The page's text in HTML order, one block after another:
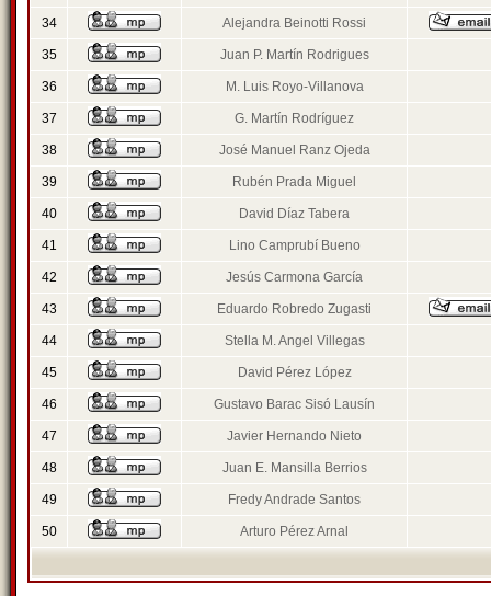
34 Alejandra Beinotti Rossi
35 Juan P. Martín Rodrigues
36 M. Luis Royo-Villanova
37 G. Martín Rodríguez
38 José Manuel Ranz Ojeda
39 Rubén Prada Miguel
40 David Díaz Tabera
41 Lino Camprubí Bueno
42 Jesús Carmona García
43 Eduardo Robredo Zugasti
44 Stella M. Angel Villegas
45 David Pérez López
46 Gustavo Barac Sisó Lausín
47 Javier Hernando Nieto
48 Juan E. Mansilla Berrios
49 Fredy Andrade Santos
50 Arturo Pérez Arnal